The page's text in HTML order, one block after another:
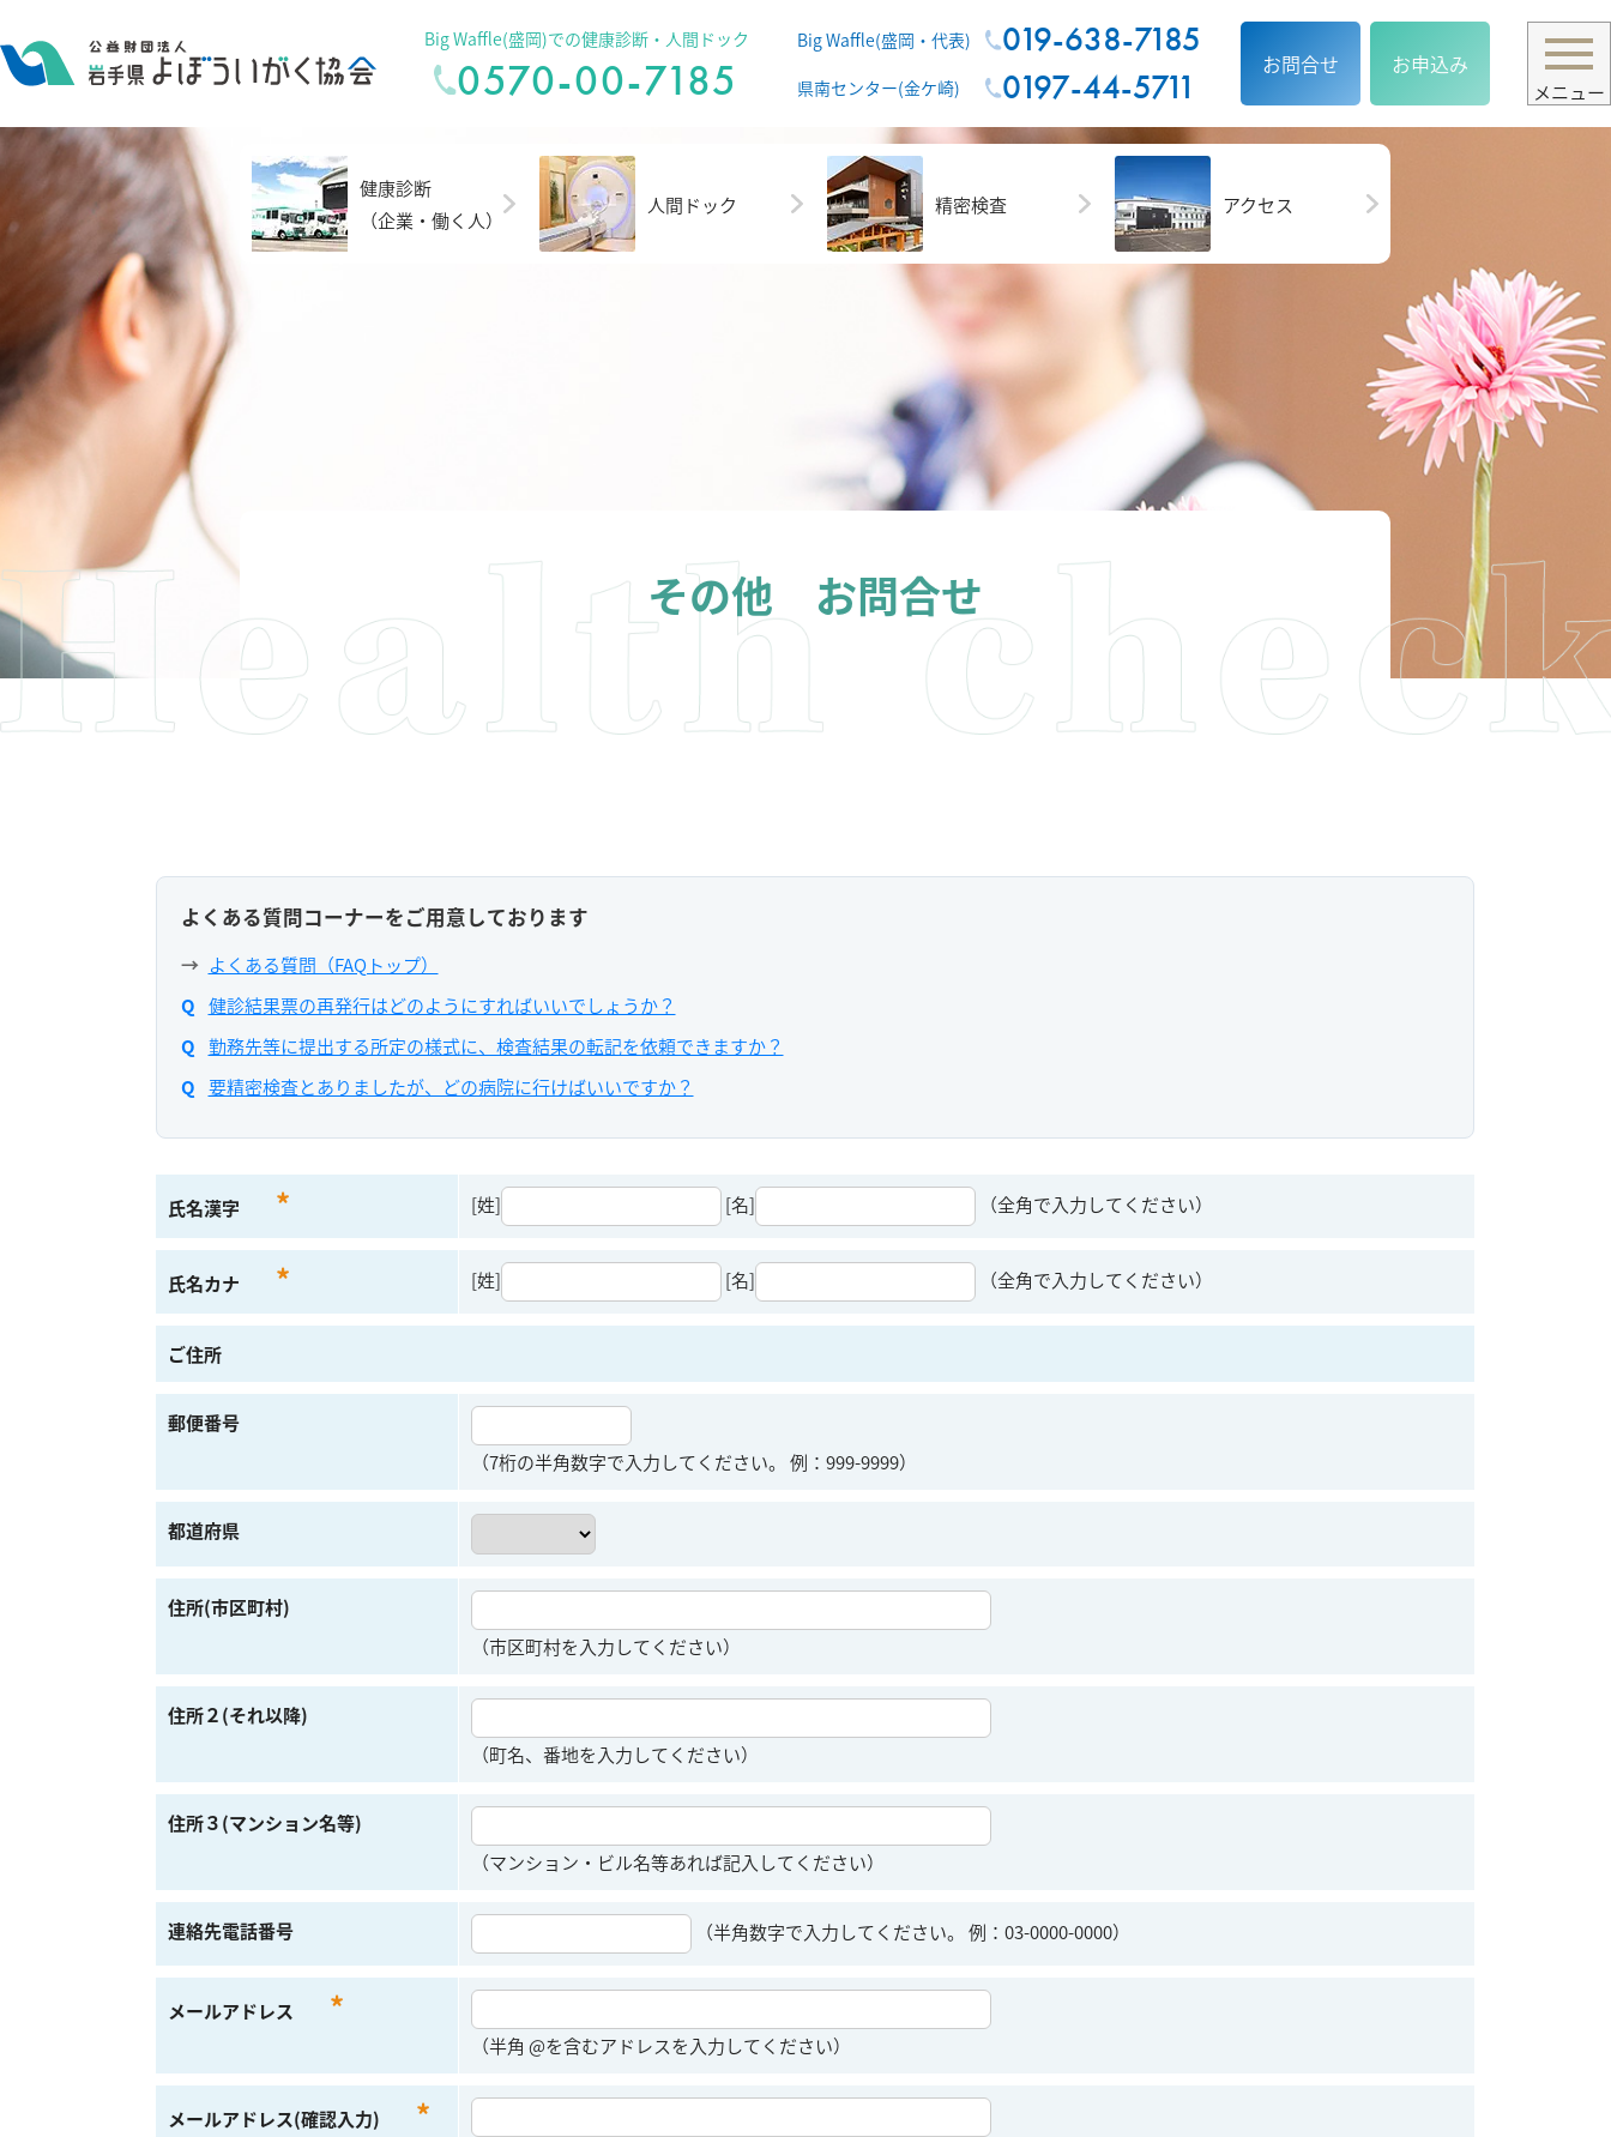
Big Waffle(盛岡)での健康診断・人間ドック
0570-00-7185
Big Waffle(盛岡・代表) 019-638-7185
県南センター(金ケ崎) 0197-44-5711
お問合せ お申込み
メニュー
健康診断
（企業・働く人）
人間ドック 精密検査 アクセス
その他 お問合せ
よくある質問コーナーをご用意しております
よくある質問（FAQトップ）
健診結果票の再発行はどのようにすればいいでしょうか？
勤務先等に提出する所定の様式に、検査結果の転記を依頼できますか？
要精密検査とありましたが、どの病院に行けばいいですか？
氏名漢字 * [姓] [名] （全角で入力してください）
氏名カナ * [姓] [名] （全角で入力してください）
ご住所
郵便番号
（7桁の半角数字で入力してください。 例：999-9999）
都道府県
住所(市区町村)
（市区町村を入力してください）
住所２(それ以降)
（町名、番地を入力してください）
住所３(マンション名等)
（マンション・ビル名等あれば記入してください）
連絡先電話番号 （半角数字で入力してください。 例：03-0000-0000）
メールアドレス *
（半角 @を含むアドレスを入力してください）
メールアドレス(確認入力) *